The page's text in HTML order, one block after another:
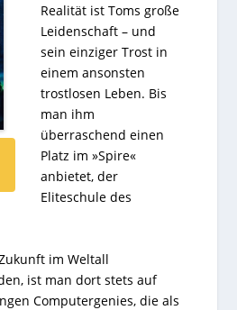
Realität ist Toms große
Leidenschaft – und
sein einziger Trost in
einem ansonsten
trostlosen Leben. Bis
man ihm
überraschend einen
Platz im »Spire«
anbietet, der
Eliteschule des
im Weltall
ist man dort stets auf
Computergenies, die als